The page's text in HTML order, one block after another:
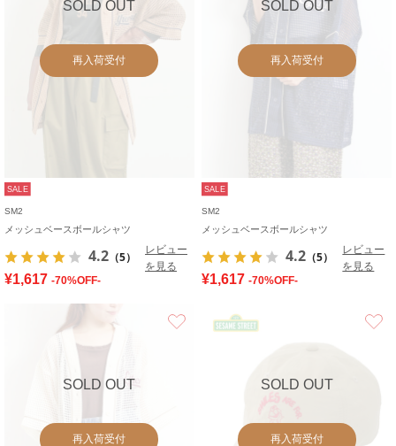
SOLD OUT
再入荷受付
SALE
SM2
メッシュベースボールシャツ
4.2 （5）
レビュー
を見る
¥1,617 -70%OFF-
SOLD OUT
再入荷受付
SALE
SM2
メッシュベースボールシャツ
4.2 （5）
レビュー
を見る
¥1,617 -70%OFF-
SOLD OUT
再入荷受付
お気に入り
SOLD OUT
再入荷受付